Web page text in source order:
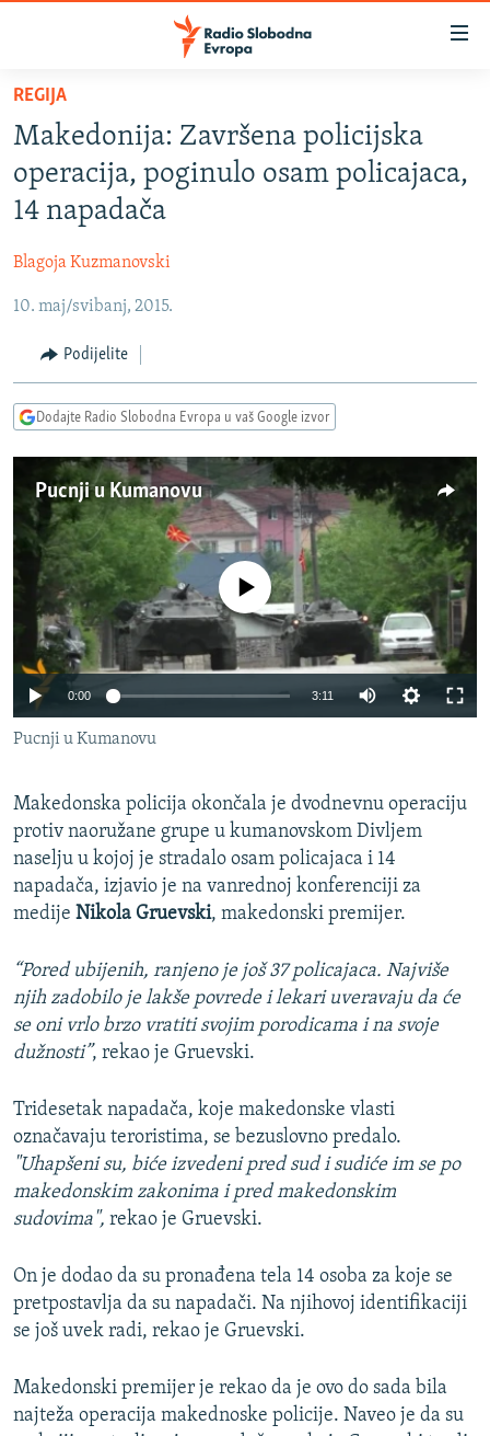
Pređite
glavni
sadržaj
Pređite
na
glavnu
navigaciju
Pređite
pretragu
VIJESTI
BOSNA I HERCEGOVINA
SRBIJA
CRNA GORA
VIZUELNO
VIDEO
INFOGRAFIKE
PODCASTI
KINA NA BALKANU
RSE PRIČE IZ SVIJETA
ISPRIČAJ MI
DNEVNO@RSE
SPECIJALI RSE
VIŠE OD NASLOVA
GENOCID U SREBRENICI
POPLAVE I KLIZIŠTA U BIH 2024.
TV LIBERTY
MOJA EVROPA
TRI DECENIJE OD RATA U BIH
SVE KARTE DEJTONA
PRATITE NAS
Sve RFE/RL stranice
REGIJA
Makedonija: Završena policijska
operacija, poginulo osam policajaca,
14 napadača
Blagoja Kuzmanovski
10. maj/svibanj, 2015.
Podijelite
Dodajte Radio Slobodna Evropa u vaš Google izvor
Pucnji u Kumanovu
No media source currently available
0:00 3:11
Pucnji u Kumanovu
Makedonska policija okončala je dvodnevnu operaciju
protiv naoružane grupe u kumanovskom Divljem
naselju u kojoj je stradalo osam policajaca i 14
napadača, izjavio je na vanrednoj konferenciji za
medije Nikola Gruevski, makedonski premijer.
“Pored ubijenih, ranjeno je još 37 policajaca. Najviše
njih zadobilo je lakše povrede i lekari uveravaju da će
se oni vrlo brzo vratiti svojim porodicama i na svoje
dužnosti”, rekao je Gruevski.
Tridesetak napadača, koje makedonske vlasti
označavaju teroristima, se bezuslovno predalo.
"Uhapšeni su, biće izvedeni pred sud i sudiće im se po
makedonskim zakonima i pred makedonskim
sudovima", rekao je Gruevski.
On je dodao da su pronađena tela 14 osoba za koje se
pretpostavlja da su napadači. Na njihovoj identifikaciji
se još uvek radi, rekao je Gruevski.
Makedonski premijer je rekao da je ovo do sada bila
najteža operacija makednoske policije. Naveo je da su